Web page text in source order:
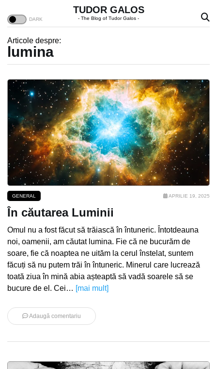
TUDOR GALOS
- The Blog of Tudor Galos -
Articole despre:
lumina
GENERAL APRILIE 19, 2025
În căutarea Luminii
Omul nu a fost făcut să trăiască în întuneric. Întotdeauna
noi, oamenii, am căutat lumina. Fie că ne bucurăm de
soare, fie că noaptea ne uităm la cerul înstelat, suntem
făcuți să nu putem trăi în întuneric. Minerul care lucrează
toată ziua în mină abia așteaptă să vadă soarele să se
bucure de el. Cei… [mai mult]
Adaugă comentariu